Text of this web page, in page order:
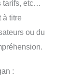
tarifs, etc…
à titre
ou du
: